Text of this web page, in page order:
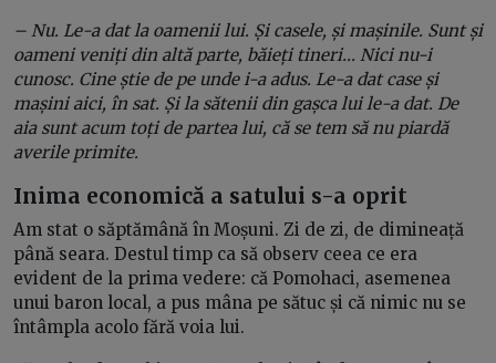
– Nu. Le-a dat la oamenii lui. Și casele, și mașinile. Sunt și
oameni veniți din altă parte, băieți tineri… Nici nu-i
cunosc. Cine știe de pe unde i-a adus. Le-a dat case și
mașini aici, în sat. Și la sătenii din gașca lui le-a dat. De
aia sunt acum toți de partea lui, că se tem să nu piardă
averile primite.
Inima economică a satului s-a oprit
Am stat o săptămână în Moșuni. Zi de zi, de dimineață
până seara. Destul timp ca să observ ceea ce era
evident de la prima vedere: că Pomohaci, asemenea
unui baron local, a pus mâna pe sătuc și că nimic nu se
întâmpla acolo fără voia lui.